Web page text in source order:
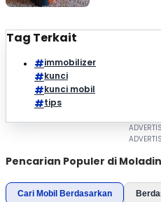
Tag Terkait
immobilizer
kunci
kunci mobil
tips
Pencarian Populer di Moladin
Cari Mobil Berdasarkan